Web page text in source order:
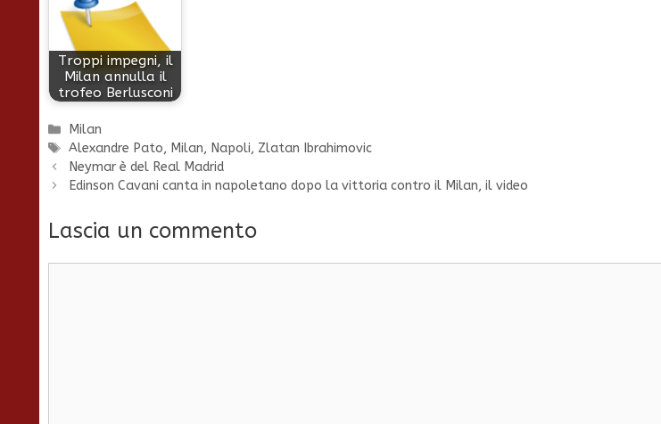
Troppi impegni, il
Milan annulla il
trofeo Berlusconi
Categorie
Milan
Tag
Alexandre Pato, Milan, Napoli, Zlatan Ibrahimovic
Neymar è del Real Madrid
Edinson Cavani canta in napoletano dopo la vittoria contro il Milan, il video
Lascia un commento